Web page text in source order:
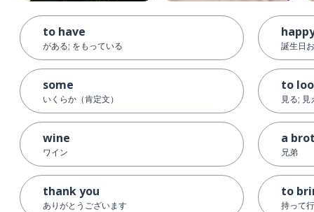
to have
がある; をもっている
some
いくらか（肯定文）
wine
ワイン
thank you
ありがとうございます
誕生日
to
見る; 見
a
兄弟
to
持って